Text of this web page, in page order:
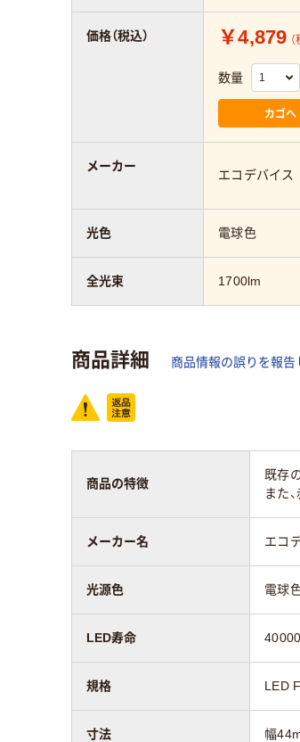
￥4,879
数量
カゴへ
エコデバイス
電球色
1700lm
価格（税込）
メーカー
光色
全光束
商品詳細 商品情報の誤りを報告
商品の特徴
既存
また
メーカー名 エコ
光源色 電球
LED寿命
規格 LED
寸法 幅